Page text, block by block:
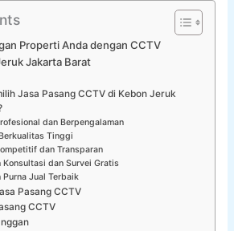
Properti Anda dengan CCTV
Jakarta Barat
Jasa Pasang CCTV di Kebon Jeruk
dan Berpengalaman
Tinggi
dan Transparan
Konsultasi dan Survei Gratis
Purna Jual Terbaik
Pasang CCTV
CCTV